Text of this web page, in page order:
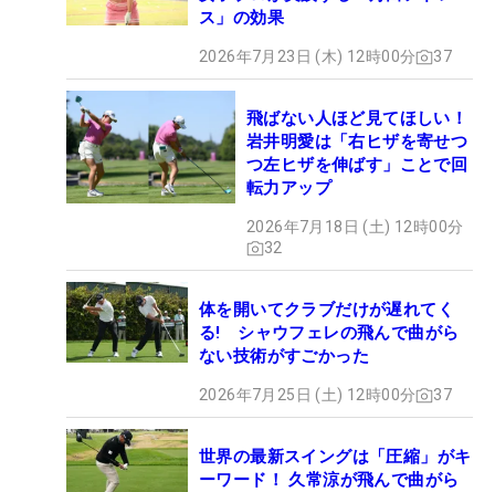
ス」の効果
2026年7月23日 (木) 12時00分 37
飛ばない人ほど見てほしい！
岩井明愛は「右ヒザを寄せつ
つ左ヒザを伸ばす」ことで回
転力アップ
2026年7月18日 (土) 12時00分
32
体を開いてクラブだけが遅れてく
る! シャウフェレの飛んで曲がら
ない技術がすごかった
2026年7月25日 (土) 12時00分 37
世界の最新スイングは「圧縮」がキ
ーワード！ 久常涼が飛んで曲がら